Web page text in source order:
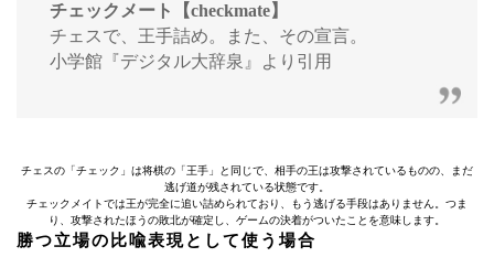
チェックメート【checkmate】
チェスで、王手詰め。また、その宣言。
小学館『デジタル大辞泉』より引用
チェスの「チェック」は将棋の「王手」と同じで、相手の王は攻撃されているものの、まだ
逃げ道が残されている状態です。
チェックメイトでは王が完全に追い詰められており、もう逃げる手段はありません。つま
り、攻撃されたほうの敗北が確定し、ゲームの決着がついたことを意味します。
勝つ立場の比喩表現として使う場合